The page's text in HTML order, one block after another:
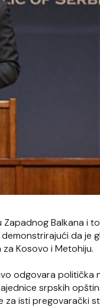
Balkana i
da je
Kosovo i Metohiju.
odgovara politička
srpskih
za isti pregovarački